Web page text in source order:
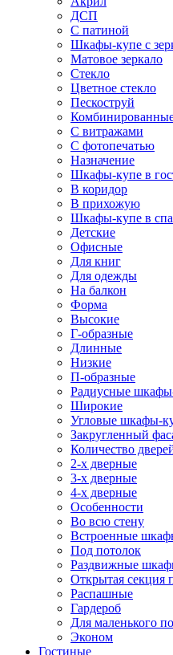
ДСП
С патиной
Шкафы-купе с
Матовое зеркало
Стекло
Цветное стекло
Пескоструй
С витражами
С фотопечатью
Назначение
Шкафы-купе в
В коридор
В прихожую
Шкафы-купе в
Детские
Офисные
Для книг
Для одежды
На балкон
Форма
Высокие
Г-образные
Длинные
Низкие
П-образные
Радиусные
Широкие
Угловые шкафы-
Закругленный
Количество
2-х дверные
3-х дверные
4-х дверные
Особенности
Во всю стену
Встроенные
Под потолок
Раздвижные
Открытая секция
Распашные
Гардероб
Для маленького
Эконом
Гостиные